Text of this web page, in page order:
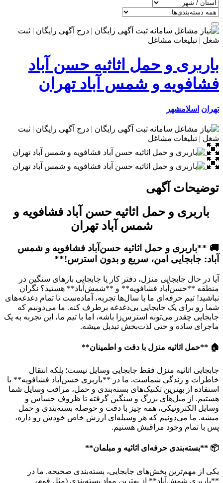
باربری و حمل اثاثیه حسن آباد
فشافویه و شمس آباد تهران
تهران اسلامشهر
توضیحات آگهی
باربری و حمل اثاثیه حسن آباد فشافویه و
شمس آباد تهران
🚚 **باربری و حمل اثاثیه حسن‌آباد فشافویه و شمس
آباد: جابجایی امن، سریع و بدون استرس!**
آیا در حال جابجایی منزل، دفتر کار یا جابجایی بارهای سنگین در
منطقه **حسن‌آباد فشافویه** و **شمش‌آباد** هستید؟ نگران
نباشید! تیم حرفه‌ای ما با سال‌ها تجربه، آماده‌ست تا تمام دغدغه‌های
شما رو برای یک جابجایی بی‌دغدغه برطرف کنه. ما می‌دونیم که
جابجایی چقدر می‌تونه استرس‌زا باشه، اما با تیم ما، این تجربه به یک
ماجرای ساده و حتی لذت‌بخش تبدیل میشه.
🏠 **حمل اثاثیه منزل با دقت و اطمینان**
جابجایی اثاثیه منزل فقط جابجایی وسایل نیست؛ بلکه انتقال
خاطرات و زندگی شماست. ما در **باربری حسن‌آباد فشافویه** با
استفاده از بهترین تکنیک‌های بسته‌بندی و حمل، مراقب وسایل شما
هستیم. از مبل‌های بزرگ و سنگین گرفته تا ظروف حساس و
وسایل الکترونیکی، همه چیز با دقت و حوصله بسته‌بندی و حمل
میشه. ما می‌دونیم که هر وسیله‌ای ارزش خاص خودش رو داره،
پس با تمام وجود مراقبش هستیم.
📦 **بسته‌بندی حرفه‌ای اثاثیه و مبلمان**
یکی از مهم‌ترین بخش‌های جابجایی، بسته‌بندی صحیحه. ما در
**باربری شمش‌آباد** از بهترین مواد بسته‌بندی (مثل فوم،